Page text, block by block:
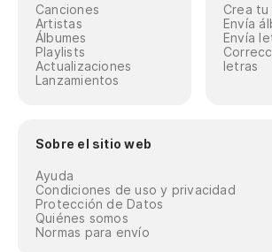
Canciones
Artistas
Álbumes
Playlists
Actualizaciones
Lanzamientos
Crea tu
Envía
Envía
letras
Sobre el sitio web
Ayuda
Condiciones de uso y privacidad
Protección de Datos
Quiénes somos
Normas para envío